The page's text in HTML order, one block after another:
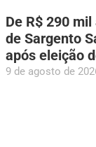
De R$ 290
de Sargento
após eleição
9 de agosto de